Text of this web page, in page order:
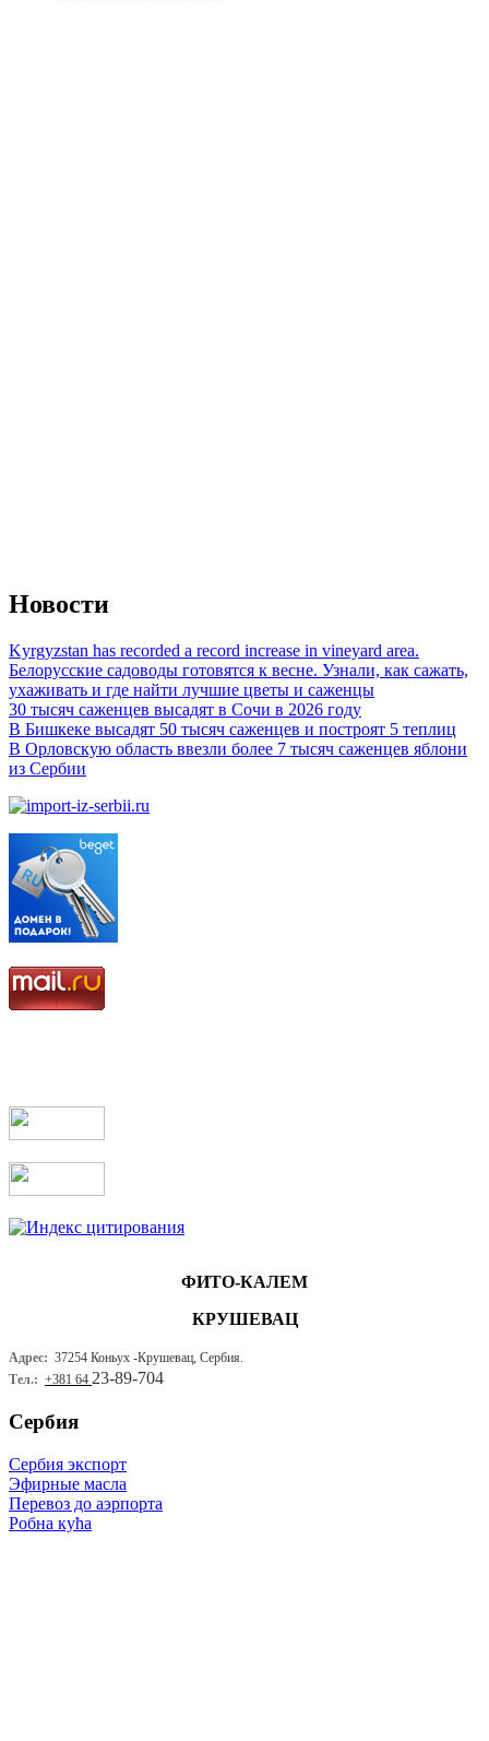
Новости
Kyrgyzstan has recorded a record increase in vineyard area.
Белорусские садоводы готовятся к весне. Узнали, как сажать,
ухаживать и где найти лучшие цветы и саженцы
30 тысяч саженцев высадят в Сочи в 2026 году
В Бишкеке высадят 50 тысяч саженцев и построят 5 теплиц
В Орловскую область ввезли более 7 тысяч саженцев яблони
из Сербии
ФИТО-КАЛЕМ
КРУШЕВАЦ
Адрес: 37254 Коньух -Крушевац, Сербия.
Тел.: +381 64 23-89-704
Сербия
Сербия экспорт
Эфирные масла
Перевоз до аэрпорта
Робна кућа